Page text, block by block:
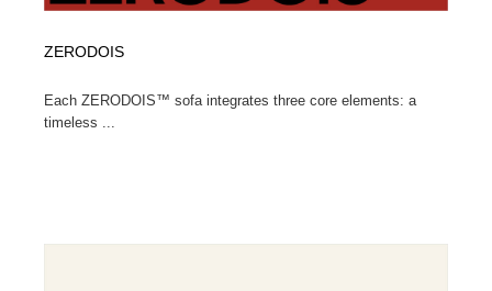
ZERODOIS
Each ZERODOIS™ sofa integrates three core elements: a
timeless ...